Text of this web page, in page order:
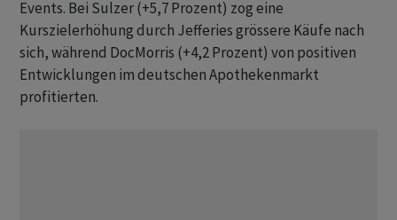
Events. Bei Sulzer (+5,7 Prozent) zog eine
Kurszielerhöhung durch Jefferies grössere Käufe nach
sich, während DocMorris (+4,2 Prozent) von positiven
Entwicklungen im deutschen Apothekenmarkt
profitierten.